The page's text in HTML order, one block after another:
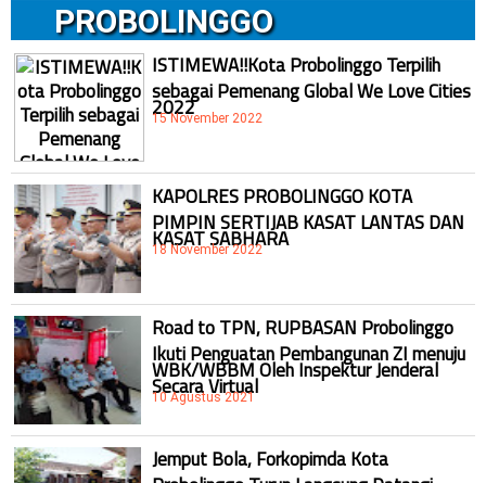
PROBOLINGGO
ISTIMEWA!!Kota Probolinggo Terpilih
sebagai Pemenang Global We Love Cities
2022
15 November 2022
KAPOLRES PROBOLINGGO KOTA
PIMPIN SERTIJAB KASAT LANTAS DAN
KASAT SABHARA
18 November 2022
Road to TPN, RUPBASAN Probolinggo
Ikuti Penguatan Pembangunan ZI menuju
WBK/WBBM Oleh Inspektur Jenderal
Secara Virtual
10 Agustus 2021
Jemput Bola, Forkopimda Kota
Probolinggo Turun Langsung Datangi